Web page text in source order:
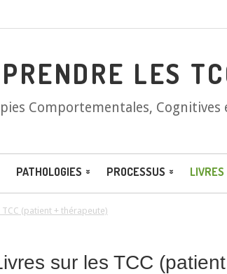
LES
Comportementales, Cognitives
PATHOLOGIES PROCESSUS LIVRES
TCC (patient + thérapeute)
sur les TCC